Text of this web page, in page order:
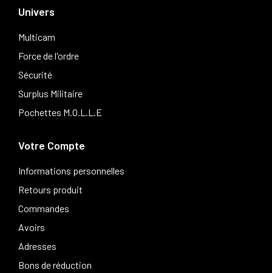
Univers
Multicam
Force de l'ordre
Sécurité
Surplus Militaire
Pochettes M.O.L.L.E
Votre Compte
Informations personnelles
Retours produit
Commandes
Avoirs
Adresses
Bons de réduction